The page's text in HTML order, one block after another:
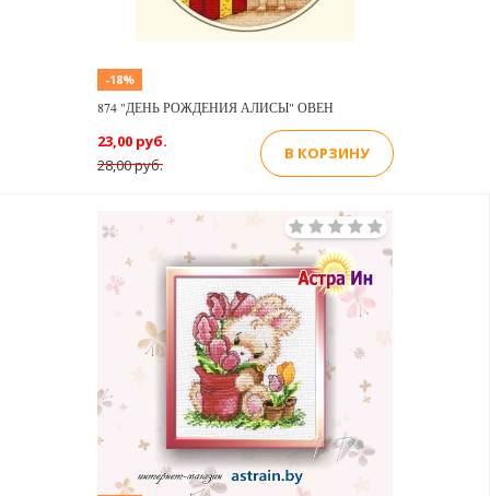
-18%
874 "ДЕНЬ РОЖДЕНИЯ АЛИСЫ" ОВЕН
28,00 руб.
23,00 руб.
В КОРЗИНУ